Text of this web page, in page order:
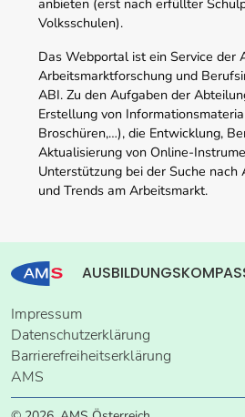
Volksschulen).
Das Webportal ist ein Service der
Arbeitsmarktforschung und
ABI. Zu den Aufgaben der
Erstellung von
Broschüren,…), die Entwicklung,
Aktualisierung von Online-
Unterstützung bei der Suche nach
und Trends am Arbeitsmarkt.
Impressum
Datenschutzerklärung
Barrierefreiheitserklärung
AMS